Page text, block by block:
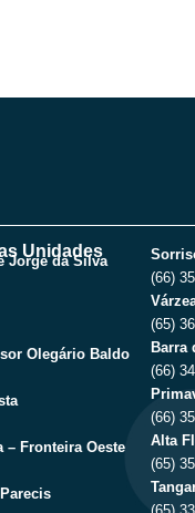
Unidades
Jorge da Silva
Olegário Baldo
– Fronteira Oeste
(66)
(65)
Barra
(66)
(66)
Alta
(65)